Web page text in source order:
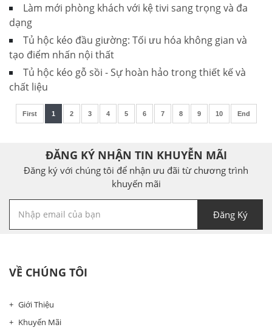
Làm mới phòng khách với kệ tivi sang trọng và đa
dạng
Tủ hộc kéo đầu giường: Tối ưu hóa không gian và
tạo điểm nhấn nội thất
Tủ hộc kéo gỗ sồi - Sự hoàn hảo trong thiết kế và
chất liệu
First 1 2 3 4 5 6 7 8 9 10 End
ĐĂNG KÝ NHẬN TIN KHUYỄN MÃI
Đăng ký với chúng tôi để nhận ưu đãi từ chương trình
khuyến mãi
Đăng Ký
VỀ CHÚNG TÔI
Giới Thiệu
Khuyến Mãi